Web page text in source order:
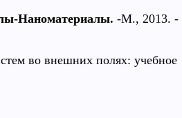
Наноматериалы. -М., 2013. -
во внешних полях: учебное